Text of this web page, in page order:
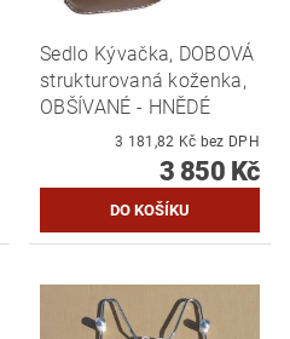
Sedlo Kývačka, DOBOVÁ
strukturovaná koženka,
OBŠÍVANÉ - HNĚDÉ
3 181,82 Kč bez DPH
3 850 Kč